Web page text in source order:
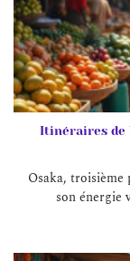
Itinéraires de
Osaka, troisième
son énergie